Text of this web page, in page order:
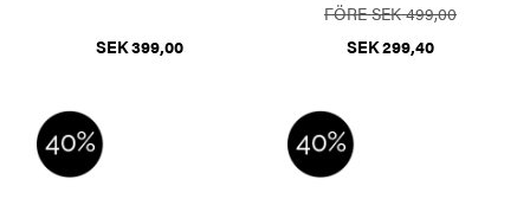
SEK 399,00
FÖRE SEK 499,00
SEK 299,40